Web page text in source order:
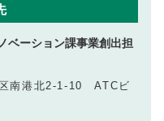
ーション課事業創出担
南港北2‐1‐10 ATCビ